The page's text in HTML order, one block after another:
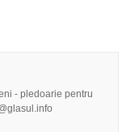
- pledoarie pentru